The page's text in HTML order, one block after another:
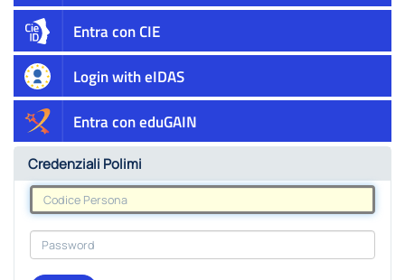
Entra con CIE
Login with eIDAS
Entra con eduGAIN
Credenziali Polimi